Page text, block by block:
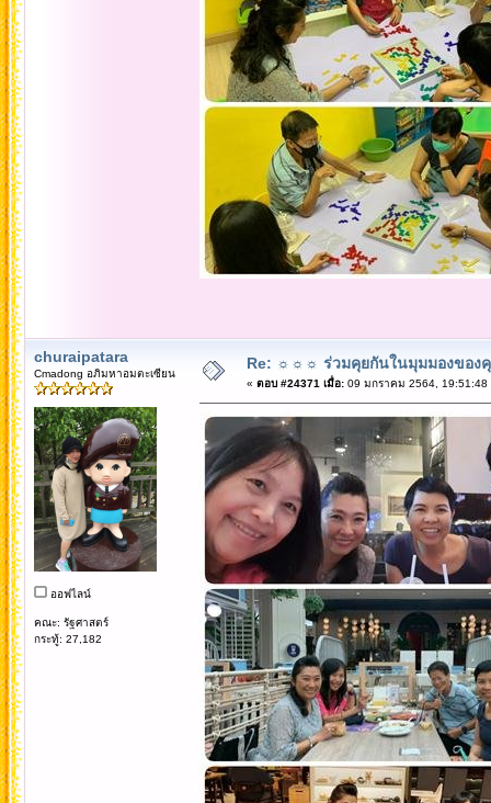
churaipatara
Cmadong อภิมหาอมตะเซียน
ออฟไลน์
คณะ: รัฐศาสตร์
กระทู้: 27,182
Re: ☼☼☼ ร่วมคุยกันในมุมมองของ
« ตอบ #24371 เมื่อ:09 มกราคม 2564, 19:51:48